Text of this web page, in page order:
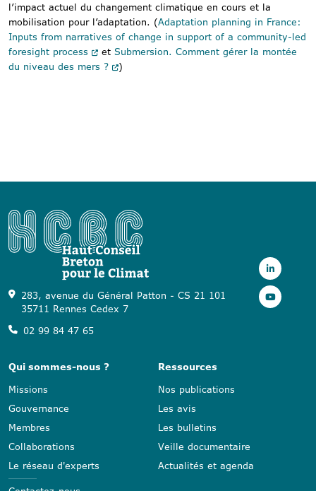
l’impact actuel du changement climatique en cours et la
mobilisation pour l’adaptation. (Adaptation planning in France:
Inputs from narratives of change in support of a community-led
foresight process
et Submersion. Comment gérer la montée
du niveau des mers ?
)
283, avenue du Général Patton - CS 21 101
35711 Rennes Cedex 7
02 99 84 47 65
Qui sommes-nous ?
Missions
Gouvernance
Membres
Collaborations
Le réseau d'experts
Ressources
Nos publications
Les avis
Les bulletins
Veille documentaire
Actualités et agenda